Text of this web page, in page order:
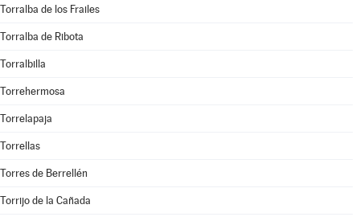
Torralba de los Frailes
Torralba de Ribota
Torralbilla
Torrehermosa
Torrelapaja
Torrellas
Torres de Berrellén
Torrijo de la Cañada